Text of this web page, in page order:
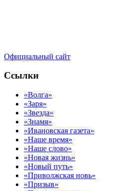
Официальный сайт
Ссылки
«Волга»
«Заря»
«Звезда»
«Знамя»
«Ивановская газета»
«Наше время»
«Наше слово»
«Новая жизнь»
«Новый путь»
«Приволжская новь»
«Призыв»